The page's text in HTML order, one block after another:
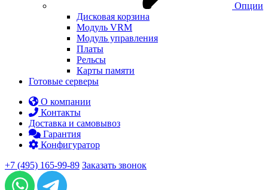
Опции
Дисковая корзина
Модуль VRM
Модуль управления
Платы
Рельсы
Карты памяти
Готовые серверы
О компании
Контакты
Доставка и самовывоз
Гарантия
Конфигуратор
+7 (495) 165-99-89 Заказать звонок